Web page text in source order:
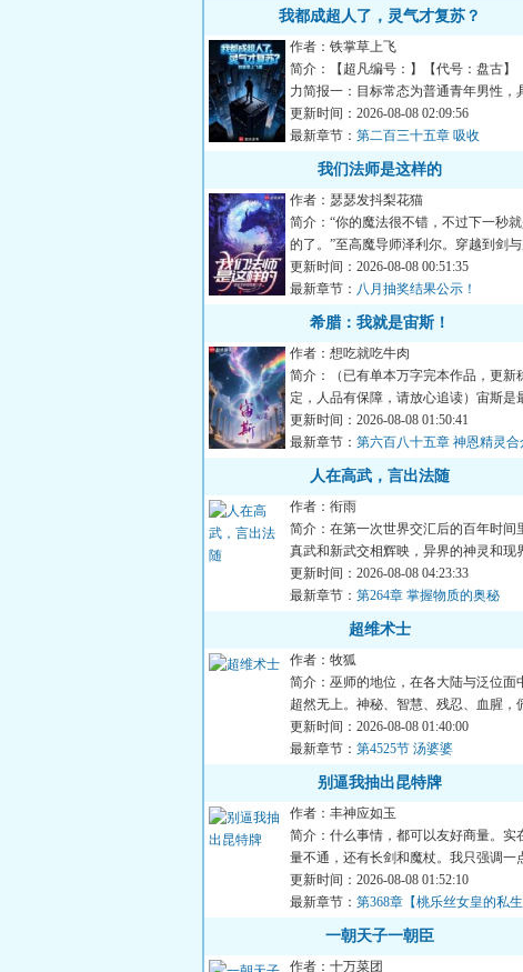
我都成超人了，灵气才复苏？
作者：铁掌草上飞
简介：【超凡编号：】【代号：盘古】
力简报一：目标常态为普通青年男性，
远超生物极限的肉体强度...
更新时间：2026-08-08 02:09:56
最新章节： 第二百三十五章 吸收
我们法师是这样的
作者：瑟瑟发抖梨花猫
简介：“你的魔法很不错，不过下一秒
的了。”至高魔导师泽利尔。穿越到剑
的异世界，泽利尔获...
更新时间：2026-08-08 00:51:35
最新章节： 八月抽奖结果公示！
希腊：我就是宙斯！
作者：想吃就吃牛肉
简介：（已有单本万字完本作品，更新
定，人品有保障，请放心追读）宙斯是
初，是最终，是天穹的神主。...
更新时间：2026-08-08 01:50:41
最新章节： 第六百八十五章 神恩精灵合
邦王国
人在高武，言出法随
作者：衔雨
简介：在第一次世界交汇后的百年时间
真武和新武交相辉映，异界的神灵和现
强人层出不穷。“就比如...
更新时间：2026-08-08 04:23:33
最新章节： 第264章 掌握物质的奥秘
超维术士
作者：牧狐
简介：巫师的地位，在各大陆与泛位面
超然无上。神秘、智慧、残忍、血腥，
是巫师的代名词。但真实...
更新时间：2026-08-08 01:40:00
最新章节： 第4525节 汤婆婆
别逼我抽出昆特牌
作者：丰神应如玉
简介：什么事情，都可以友好商量。实
量不通，还有长剑和魔杖。我只强调一
别逼我抽出昆特牌。·在...
更新时间：2026-08-08 01:52:10
最新章节： 第368章【桃乐丝女皇的私生
一朝天子一朝臣
作者：十万菜团